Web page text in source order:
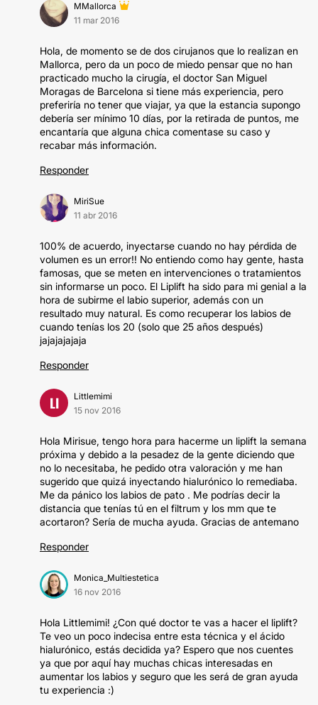
MMallorca
11 mar 2016
Hola, de momento se de dos cirujanos que lo realizan en
Mallorca, pero da un poco de miedo pensar que no han
practicado mucho la cirugía, el doctor San Miguel
Moragas de Barcelona si tiene más experiencia, pero
preferiría no tener que viajar, ya que la estancia supongo
debería ser mínimo 10 días, por la retirada de puntos, me
encantaría que alguna chica comentase su caso y
recabar más información.
Responder
MiriSue
11 abr 2016
100% de acuerdo, inyectarse cuando no hay pérdida de
volumen es un error!! No entiendo como hay gente, hasta
famosas, que se meten en intervenciones o tratamientos
sin informarse un poco. El Liplift ha sido para mi genial a la
hora de subirme el labio superior, además con un
resultado muy natural. Es como recuperar los labios de
cuando tenías los 20 (solo que 25 años después)
jajajajajaja
Responder
LI
Littlemimi
15 nov 2016
Hola Mirisue, tengo hora para hacerme un liplift la semana
próxima y debido a la pesadez de la gente diciendo que
no lo necesitaba, he pedido otra valoración y me han
sugerido que quizá inyectando hialurónico lo remediaba.
Me da pánico los labios de pato . Me podrías decir la
distancia que tenías tú en el filtrum y los mm que te
acortaron? Sería de mucha ayuda. Gracias de antemano
Responder
Monica_Multiestetica
16 nov 2016
Hola Littlemimi! ¿Con qué doctor te vas a hacer el liplift?
Te veo un poco indecisa entre esta técnica y el ácido
hialurónico, estás decidida ya? Espero que nos cuentes
ya que por aquí hay muchas chicas interesadas en
aumentar los labios y seguro que les será de gran ayuda
tu experiencia :)